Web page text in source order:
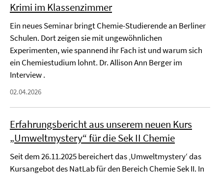
Krimi im Klassenzimmer
Ein neues Seminar bringt Chemie-Studierende an Berliner
Schulen. Dort zeigen sie mit ungewöhnlichen
Experimenten, wie spannend ihr Fach ist und warum sich
ein Chemiestudium lohnt. Dr. Allison Ann Berger im
Interview .
02.04.2026
Erfahrungsbericht aus unserem neuen Kurs
„Umweltmystery“ für die Sek II Chemie
Seit dem 26.11.2025 bereichert das ‚Umweltmystery‘ das
Kursangebot des NatLab für den Bereich Chemie Sek II. In